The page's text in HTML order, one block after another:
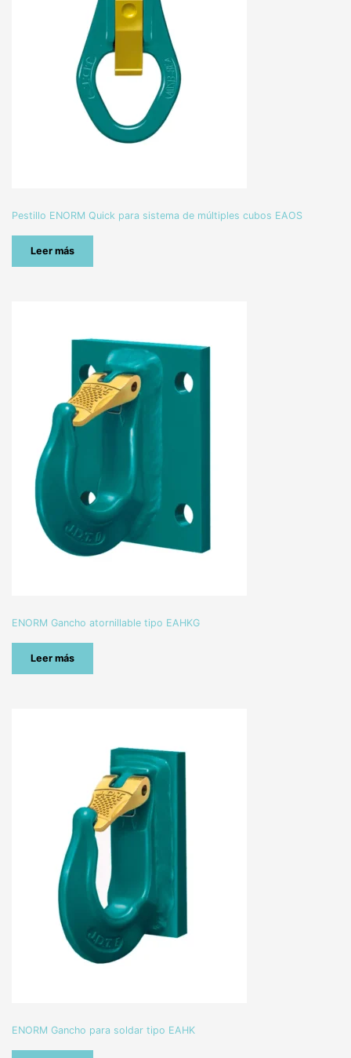
Pestillo ENORM Quick para sistema de múltiples cubos EAOS
Leer más
ENORM Gancho atornillable tipo EAHKG
Leer más
ENORM Gancho para soldar tipo EAHK